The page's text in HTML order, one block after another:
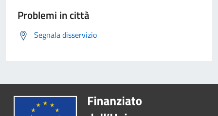
Problemi in città
Segnala disservizio